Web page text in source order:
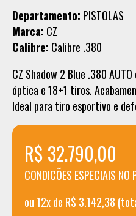
Departamento: PISTOLAS
Marca: CZ
Calibre: Calibre .380
CZ Shadow 2 Blue .380
óptica e 18+1 tiros.
Ideal para tiro esportivo e
R$ 32.790,00
CONDICÕES ESPECIAIS NO
ou 12x de R$ 3.142,38